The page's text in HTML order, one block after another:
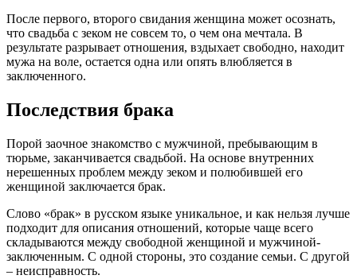
После первого, второго свидания женщина может осознать,
что свадьба с зеком не совсем то, о чем она мечтала. В
результате разрывает отношения, вздыхает свободно, находит
мужа на воле, остается одна или опять влюбляется в
заключенного.
Последствия брака
Порой заочное знакомство с мужчиной, пребывающим в
тюрьме, заканчивается свадьбой. На основе внутренних
нерешенных проблем между зеком и полюбившей его
женщиной заключается брак.
Слово «брак» в русском языке уникальное, и как нельзя лучше
подходит для описания отношений, которые чаще всего
складываются между свободной женщиной и мужчиной-
заключенным. С одной стороны, это создание семьи. С другой
– неисправность.